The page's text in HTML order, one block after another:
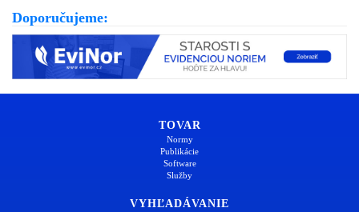
Doporučujeme:
TOVAR
Normy
Publikácie
Software
Služby
VYHĽADÁVANIE